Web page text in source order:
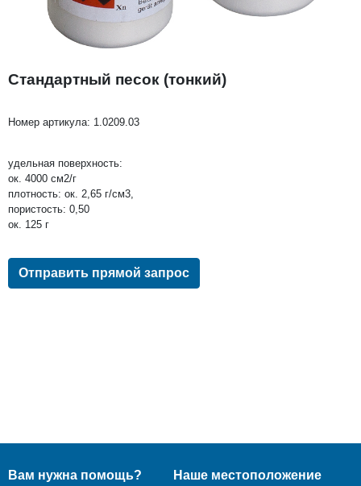
Стандартный песок (тонкий)
Номер артикула: 1.0209.03
удельная поверхность:
ок. 4000 см2/г
плотность: ок. 2,65 г/см3,
пористость: 0,50
ок. 125 г
Отправить прямой запрос
Вам нужна помощь? Наше местоположение